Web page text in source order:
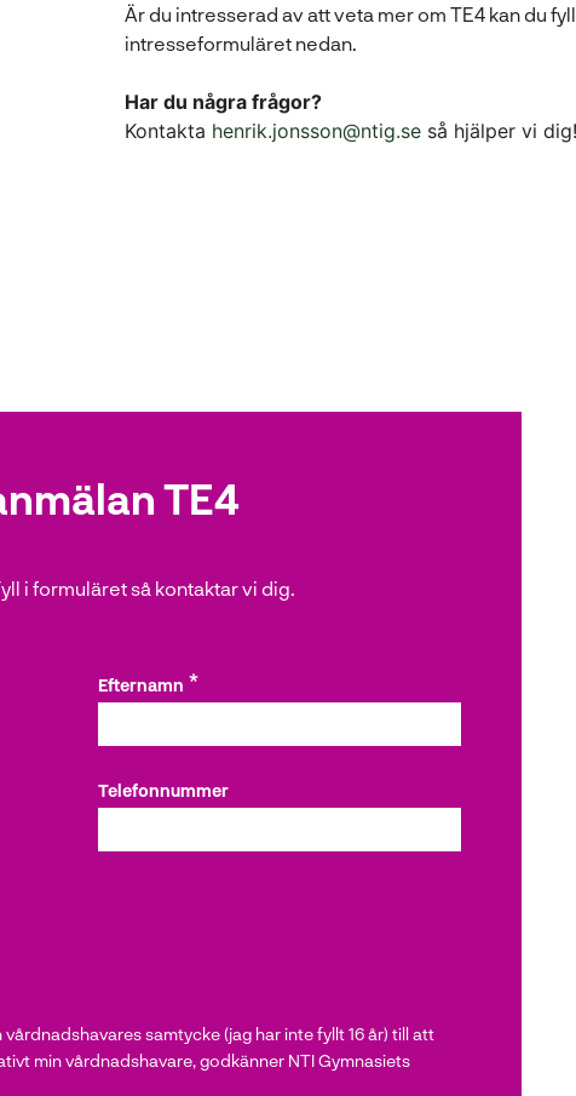
Är du intresserad av att veta mer om TE4 kan du
intresseformuläret nedan.
Har du några frågor?
Kontakta henrik.jonsson@ntig.se så hjälper vi dig!
TE4
i formuläret så kontaktar vi dig.
Efternamn
Telefonnummer
samtycke (jag har inte fyllt 16 år) till att
min vårdnadshavare, godkänner NTI Gymnasiets